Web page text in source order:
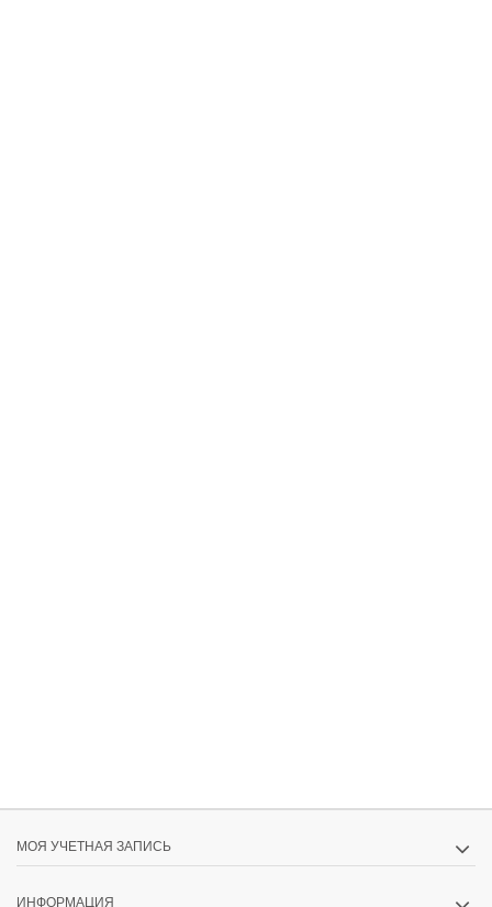
МОЯ УЧЕТНАЯ ЗАПИСЬ
ИНФОРМАЦИЯ